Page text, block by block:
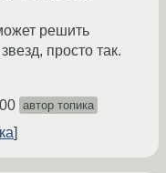
решить
просто так.
автор топика